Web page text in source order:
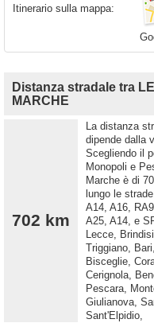
Itinerario sulla mappa:
Distanza stradale tra
MARCHE
702 km
La distanza
dipende dalla
Scegliendo il
Monopoli e
Marche è di
lungo le
A14, A16,
A25, A14, e
Lecce,
Triggiano,
Bisceglie,
Cerignola,
Pescara,
Giulianova,
Sant'Elpidio,